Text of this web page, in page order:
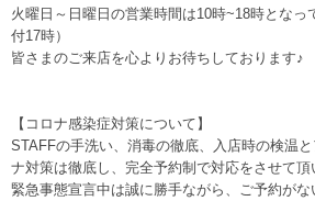
火曜日～日曜日の営業時間は10時~18時となっ
付17時）
皆さまのご来店を心よりお待ちしております♪
【コロナ感染症対策について】
STAFFの手洗い、消毒の徹底、入店時の検温
ナ対策は徹底し、完全予約制で対応をさせて頂
緊急事態宣言中は誠に勝手ながら、ご予約が